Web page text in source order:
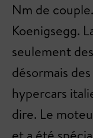
Nm de
Koenigsegg.
seulement
désormais
hypercars
dire. Le